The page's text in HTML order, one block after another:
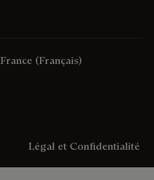
France (français)
Légal et Confidentialité